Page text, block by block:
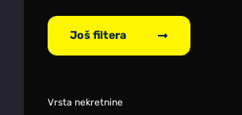
Još filtera
Vrsta nekretnine